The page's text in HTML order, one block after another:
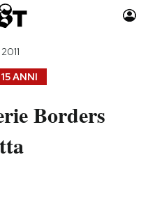
Moda
Consumismi
15 ANNI
Borders